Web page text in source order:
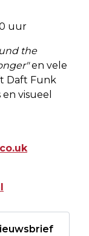
uur
the
en vele
Daft Funk
visueel